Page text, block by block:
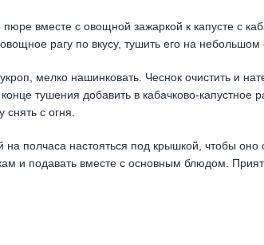
вместе с овощной зажаркой к капусте с
рагу по вкусу, тушить его на небольшом
мелко нашинковать. Чеснок очистить и
тушения добавить в кабачково-капустное
с огня.
на полчаса настояться под крышкой, чтобы оно
и подавать вместе с основным блюдом.